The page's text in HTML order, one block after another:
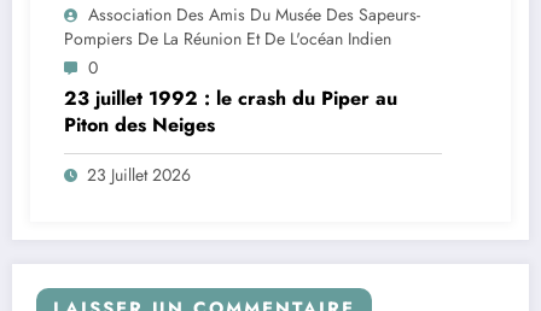
Association Des Amis Du Musée Des Sapeurs-
Pompiers De La Réunion Et De L'océan Indien
0
23 juillet 1992 : le crash du Piper au
Piton des Neiges
23 Juillet 2026